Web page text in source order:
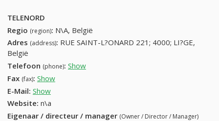
TELENORD
Regio (region): N\A, België
Adres (address): RUE SAINT-L?ONARD 221; 4000; LI?GE,
België
Telefoon (phone): Show
Fax (fax): Show
E-Mail: Show
Website: n\a
Eigenaar / directeur / manager (Owner / Director / Manager)